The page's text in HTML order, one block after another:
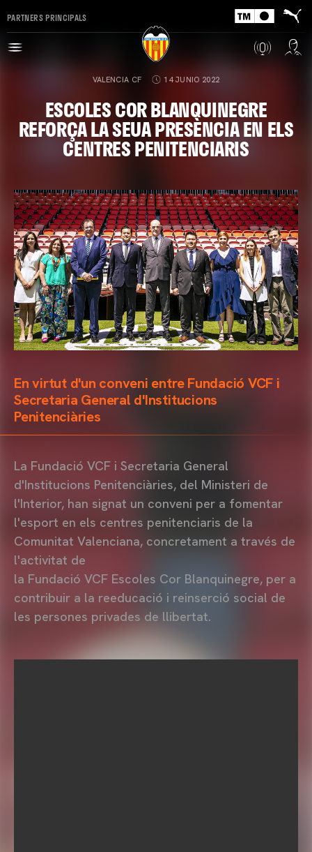
PARTNERS PRINCIPALS
VALENCIA CF 14 JUNIO 2022
ESCOLES COR BLANQUINEGRE
REFORÇA LA SEUA PRESÈNCIA EN ELS
CENTRES PENITENCIARIS
En virtut d'un conveni entre Fundació VCF i
Secretaria General d'Institucions
Penitenciàries
La Fundació VCF i Secretaria General
d'Institucions Penitenciàries, del Ministeri de
l'Interior, han signat un conveni per a fomentar
l'esport en els centres penitenciaris de la
Comunitat Valenciana, concretament a través de
l'activitat de
la Fundació VCF Escoles Cor Blanquinegre, per a
contribuir a la reeducació i reinserció social de
les persones privades de llibertat.